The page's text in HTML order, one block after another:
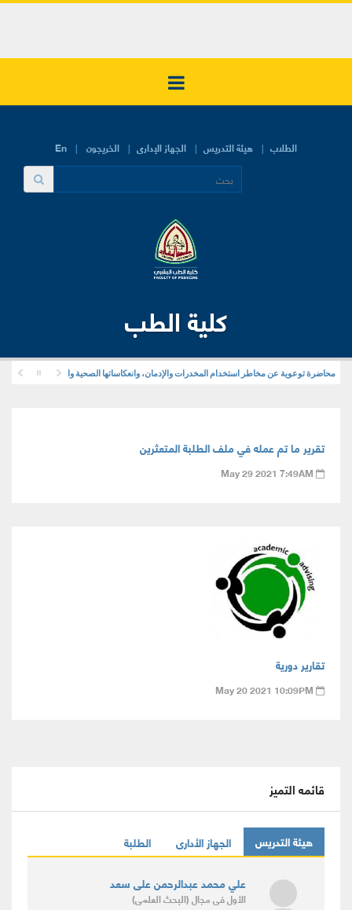
En الطلاب هيئة التدريس الجهاز الإدارى الخريجون
كلية الطب
محاضرة توعوية عن مخاطر استخدام المخدرات والإدمان، وانعكاساتها الصحية والنفسية والاجتماعية
تقرير ما تم عمله في ملف الطلبة المتعثرين
May 29 2021 7:49AM
تقارير دورية
May 20 2021 10:09PM
قائمه التميز
هيئة التدريس الجهاز الأدارى الطلبة
علي محمد عبدالرحمن على سعد
الأولفى مجال(البحث العلمى)